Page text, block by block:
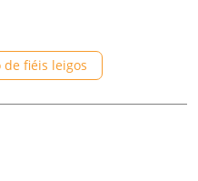
fiéis leigos